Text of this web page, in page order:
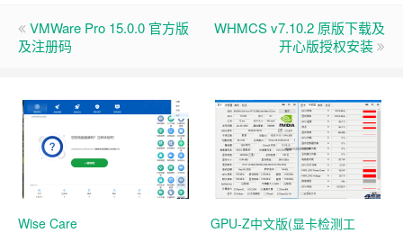
VMWare Pro 15.0.0 官方版
及注册码
WHMCS v7.10.2 原版下载及
开心版授权安装
Wise Care
GPU-Z中文版(显卡检测工